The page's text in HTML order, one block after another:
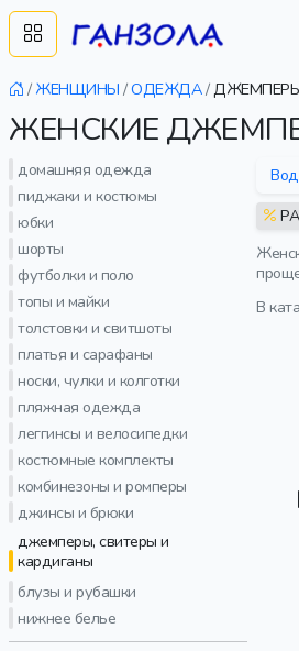
/ ЖЕНЩИНЫ /ОДЕЖДА/
ЖЕНСКИЕ
домашняя одежда
пиджаки и костюмы
юбки
шорты
футболки и поло
топы и майки
толстовки и свитшоты
платья и сарафаны
носки, чулки и колготки
пляжная одежда
леггинсы и велосипедки
костюмные комплекты
комбинезоны и ромперы
джинсы и брюки
джемперы, свитеры и
кардиганы
блузы и рубашки
нижнее белье
В